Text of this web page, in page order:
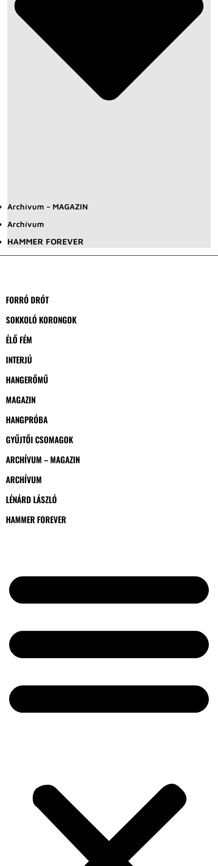
Archívum – MAGAZIN
Archívum
HAMMER FOREVER
FORRÓ DRÓT
SOKKOLÓ KORONGOK
ÉLŐ FÉM
INTERJÚ
HANGERŐMŰ
MAGAZIN
HANGPRÓBA
GYŰJTŐI CSOMAGOK
ARCHÍVUM – MAGAZIN
ARCHÍVUM
LÉNÁRD LÁSZLÓ
HAMMER FOREVER